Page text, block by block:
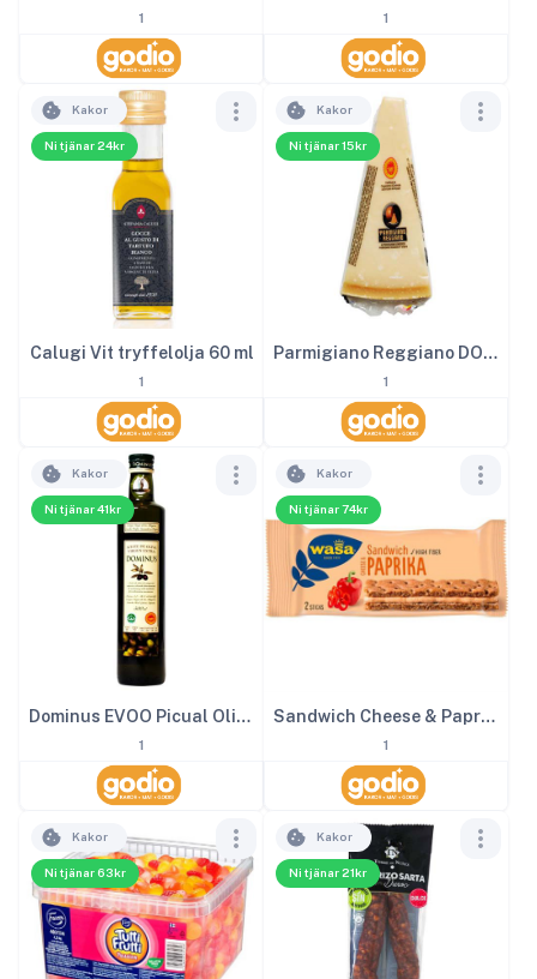
1 1
Ni tjänar 24kr
Kakor
Calugi Vit tryffelolja 60 ml
1
Ni tjänar 15kr
Kakor
Parmigiano Reggiano DOP ca 150 g
1
Ni tjänar 41kr
Kakor
Dominus EVOO Picual Olivolja 50 cl
1
Ni tjänar 74kr
Kakor
Sandwich Cheese & Paprika 24st x 37 g
1
Ni tjänar 63kr
Kakor
Ni tjänar 21kr
Kakor